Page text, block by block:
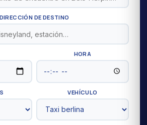
DIRECCIÓN DE DESTINO
HORA
VEHÍCULO